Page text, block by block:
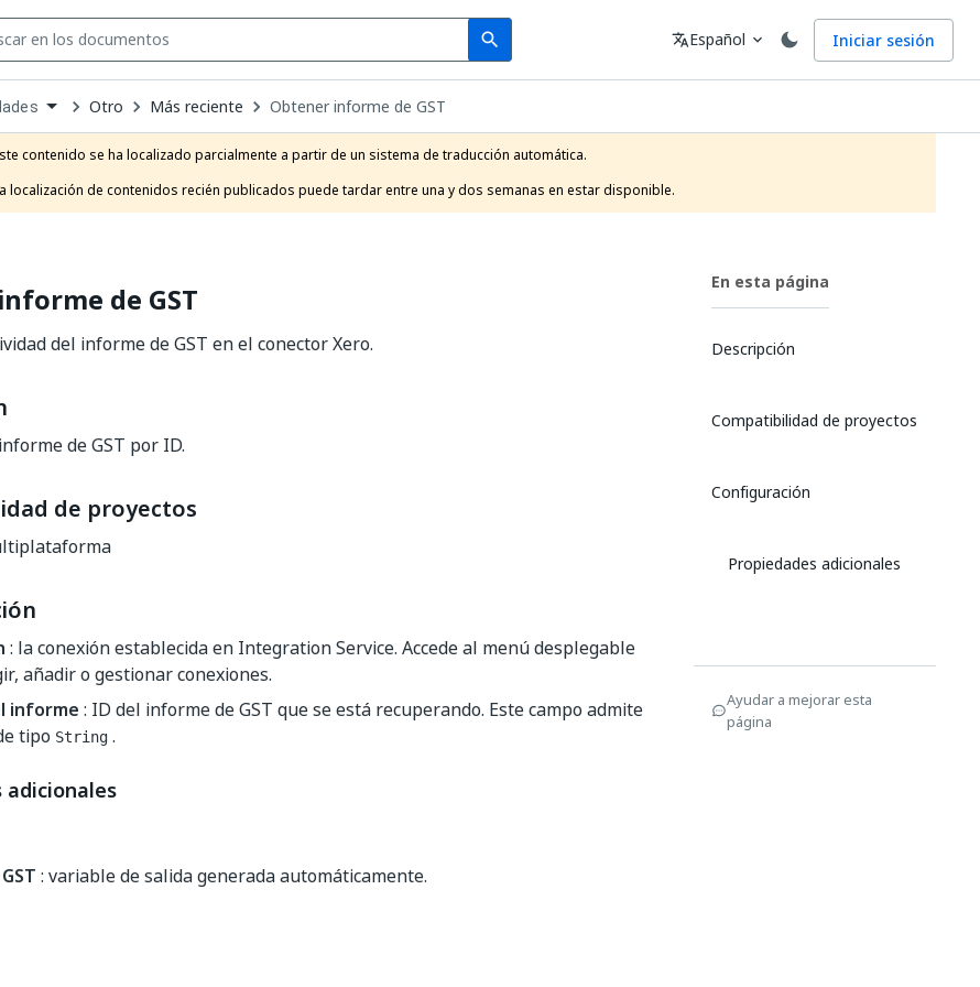
search
Search Idioma
translateEspañol expand_more Iniciar sesión
Otro Más reciente Obtener informe de GST
contenido se ha localizado parcialmente a partir de un sistema de traducción automática.
localización de contenidos recién publicados puede tardar entre una y dos semanas en estar disponible.
de GST
del informe de GST en el conector Xero.
de GST por ID.
de proyectos
: la conexión establecida en Integration Service. Accede al menú desplegable
añadir o gestionar conexiones.
informe : ID del informe de GST que se está recuperando. Este campo admite
tipo String .
adicionales
: variable de salida generada automáticamente.
En esta página
Descripción
Compatibilidad de proyectos
Configuración
Propiedades adicionales
Ayudar a mejorar esta
página